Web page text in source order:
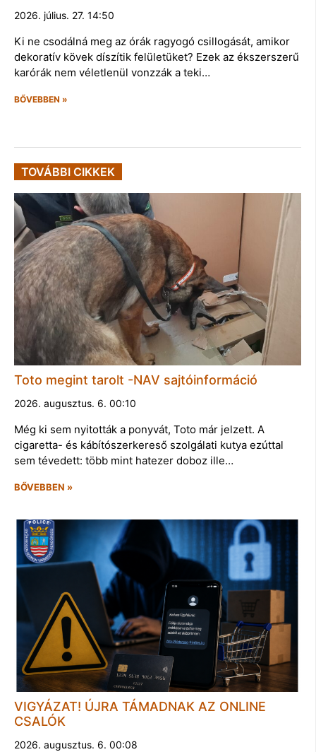
2026. július. 27. 14:50
Ki ne csodálná meg az órák ragyogó csillogását, amikor
dekoratív kövek díszítik felületüket? Ezek az ékszerszerű
karórák nem véletlenül vonzzák a teki…
BŐVEBBEN »
TOVÁBBI CIKKEK
Toto megint tarolt -NAV sajtóinformáció
2026. augusztus. 6. 00:10
Még ki sem nyitották a ponyvát, Toto már jelzett. A
cigaretta- és kábítószerkereső szolgálati kutya ezúttal
sem tévedett: több mint hatezer doboz ille…
BŐVEBBEN »
VIGYÁZAT! ÚJRA TÁMADNAK AZ ONLINE
CSALÓK
2026. augusztus. 6. 00:08